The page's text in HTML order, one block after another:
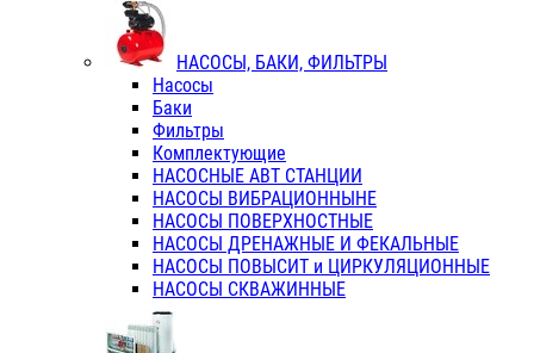
НАСОСЫ, БАКИ, ФИЛЬТРЫ
Насосы
Баки
Фильтры
Комплектующие
НАСОСНЫЕ АВТ СТАНЦИИ
НАСОСЫ ВИБРАЦИОННЫНЕ
НАСОСЫ ПОВЕРХНОСТНЫЕ
НАСОСЫ ДРЕНАЖНЫЕ И ФЕКАЛЬНЫЕ
НАСОСЫ ПОВЫСИТ и ЦИРКУЛЯЦИОННЫЕ
НАСОСЫ СКВАЖИННЫЕ